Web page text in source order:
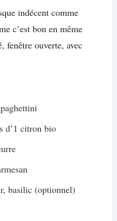
indécent comme
c’est bon en même
fenêtre ouverte, avec
d’1 citron bio
basilic (optionnel)